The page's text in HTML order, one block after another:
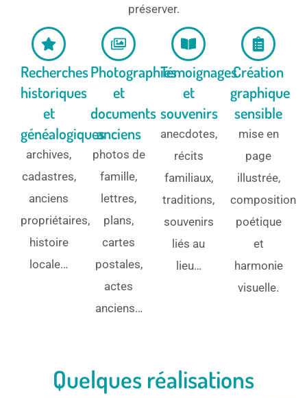
préserver.
Recherches
historiques
et
généalogiques
archives,
cadastres,
anciens
propriétaires,
histoire
locale…
Photographies
et
documents
anciens
photos de
famille,
lettres,
plans,
cartes
postales,
actes
anciens…
Témoignages
et
souvenirs
anecdotes,
récits
familiaux,
traditions,
souvenirs
liés au
lieu…
Création
graphique
sensible
mise en
page
illustrée,
composition
poétique
et
harmonie
visuelle.
Quelques réalisations